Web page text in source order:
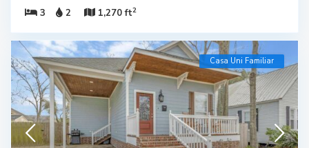
3
2 1,270 ft2
Casa Uni Familiar